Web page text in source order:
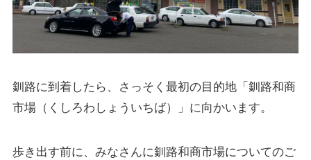
釧路に到着したら、さっそく最初の目的地「釧路和商
市場（くしろわしょういちば）」に向かいます。
歩き出す前に、みなさんに釧路和商市場についてのご